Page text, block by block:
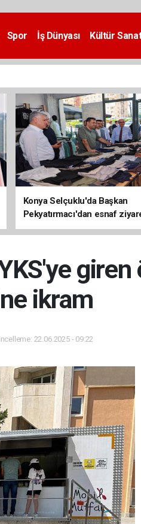
Spor İş Dünyası Kültür
Konya Selçuklu'da Başkan
Pekyatırmacı'dan esnaf
ikram
22.06.2025 - 09:22